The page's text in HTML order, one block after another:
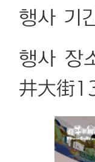
행사 기
행사 장
井大街